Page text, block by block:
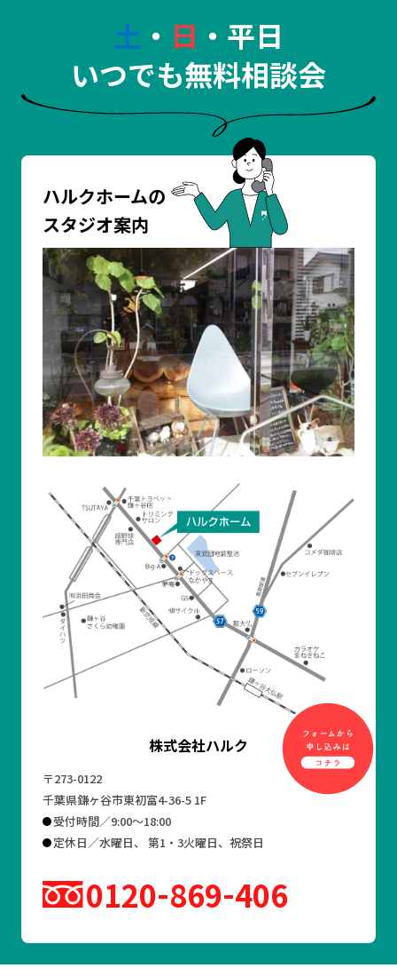
土 ・ 日 ・平日
いつでも無料相談会
ハルクホームの
スタジオ案内
株式会社ハルク
〒273-0122
千葉県鎌ヶ谷市東初富4-36-5 1F
受付時間／9:00～18:00
定休日／水曜日、 第1・3火曜日、祝祭日
0120 869 406